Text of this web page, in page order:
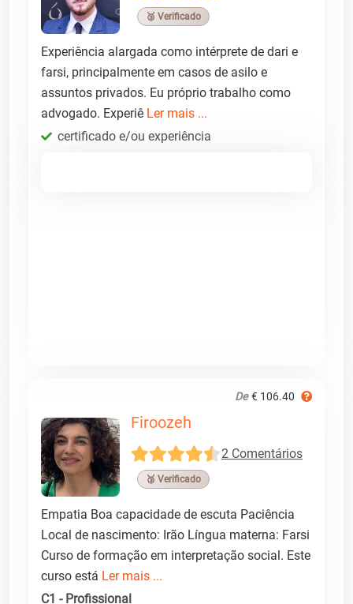
🥉 Verificado
Experiência alargada como intérprete de dari e
farsi, principalmente em casos de asilo e
assuntos privados. Eu próprio trabalho como
advogado. Experiê Ler mais ...
certificado e/ou experiência
De € 106.40
Firoozeh
2 Comentários
🥉 Verificado
Empatia Boa capacidade de escuta Paciência
Local de nascimento: Irão Língua materna: Farsi
Curso de formação em interpretação social. Este
curso está Ler mais ...
C1 - Profissional